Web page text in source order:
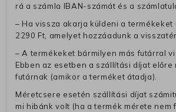
rá a számla IBAN-számát és a
– Ha vissza akarja küldeni a termékeket
2290 Ft, amelyet hozzáadunk a
– A termékeket bármilyen más futárral
Ebben az esetben a szállítási díjat előre
futárnak (amikor a terméket átadja).
Méretcsere esetén szállítási díjat
mi hibánk volt (ha a termék mérete nem